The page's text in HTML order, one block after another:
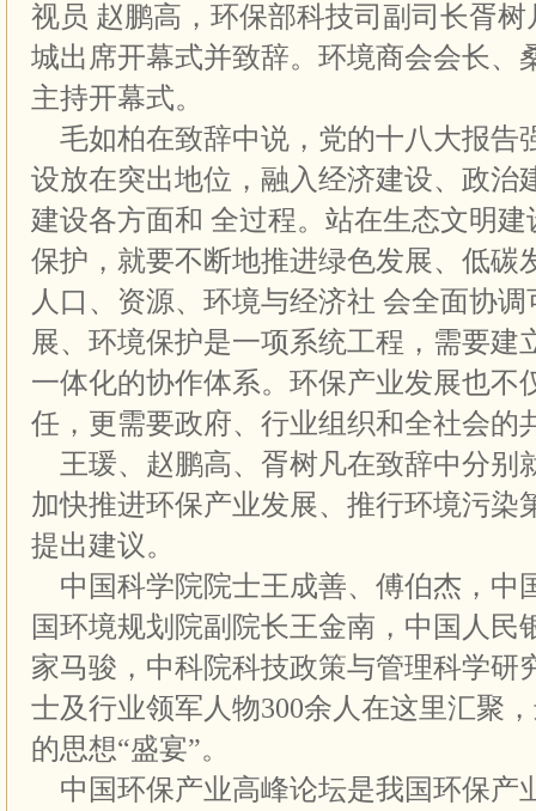
视员 赵鹏高，环保部科技司副司长胥
城出席开幕式并致辞。环境商会会长、
主持开幕式。
毛如柏在致辞中说，党的十八大报告
设放在突出地位，融入经济建设、政治
建设各方面和 全过程。站在生态文明
保护，就要不断地推进绿色发展、低碳
人口、资源、环境与经济社 会全面协
展、环境保护是一项系统工程，需要建
一体化的协作体系。环保产业发展也不
任，更需要政府、行业组织和全社会的
王瑗、赵鹏高、胥树凡在致辞中分别
加快推进环保产业发展、推行环境污染
提出建议。
中国科学院院士王成善、傅伯杰，中
国环境规划院副院长王金南，中国人民
家马骏，中科院科技政策与管理科学研
士及行业领军人物300余人在这里汇聚
的思想“盛宴”。
中国环保产业高峰论坛是我国环保产